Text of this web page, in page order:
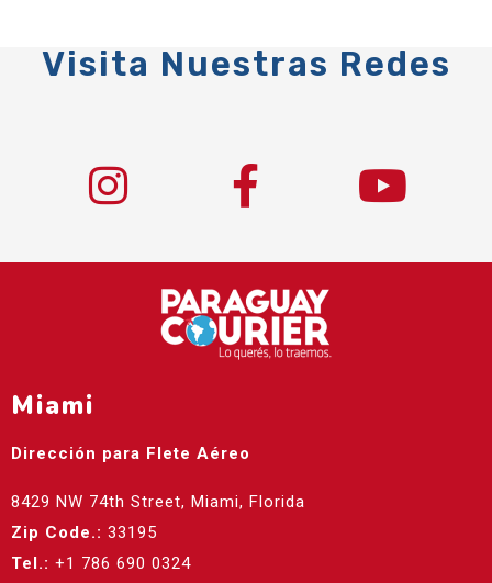
Visita Nuestras Redes
Miami
Dirección para Flete Aéreo
8429 NW 74th Street, Miami, Florida
Zip Code.: 33195
Tel.: +1 786 690 0324